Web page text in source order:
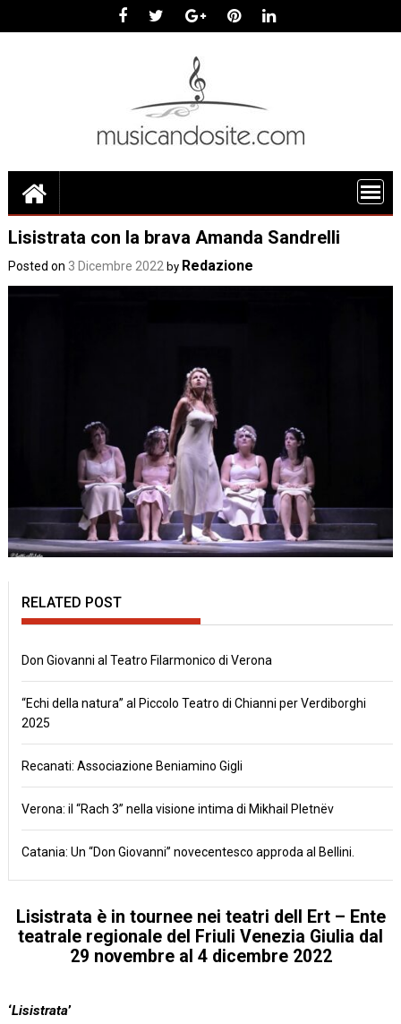
Lisistrata con la brava Amanda Sandrelli
Posted on 3 Dicembre 2022 by Redazione
RELATED POST
Don Giovanni al Teatro Filarmonico di Verona
“Echi della natura” al Piccolo Teatro di Chianni per Verdiborghi
2025
Recanati: Associazione Beniamino Gigli
Verona: il “Rach 3” nella visione intima di Mikhail Pletnëv
Catania: Un “Don Giovanni” novecentesco approda al Bellini.
Lisistrata è in tournee nei teatri dell
Ert – Ente
teatrale regionale del Friuli Venezia Giulia dal
29 novembre al 4 dicembre 2022
‘Lisistrata’